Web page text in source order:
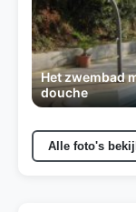
Het zwembad
douche
Alle foto's